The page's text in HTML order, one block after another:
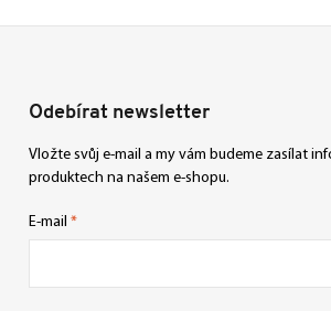
Odebírat newsletter
Vložte svůj e-mail a my vám budeme zasílat
produktech na našem e-shopu.
E-mail